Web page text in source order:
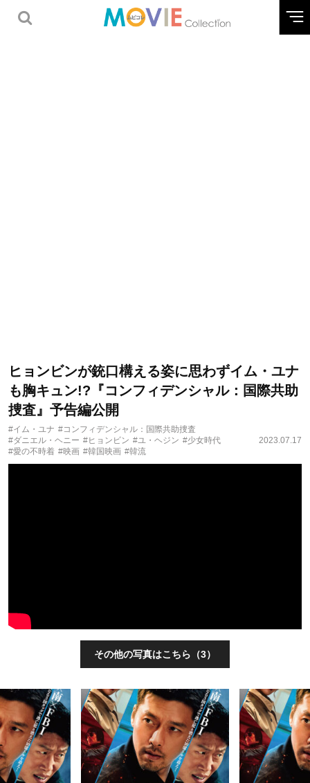
ヒョンビンが銃口構える姿に思わずイム・ユナ
も胸キュン!?『コンフィデンシャル：国際共助
捜査』予告編公開
#イム・ユナ #コンフィデンシャル：国際共助捜査
#ダニエル・ヘニー #ヒョンビン #ユ・ヘジン #少女時代
#愛の不時着 #映画 #韓国映画 #韓流
2023.07.17
その他の写真はこちら（3）